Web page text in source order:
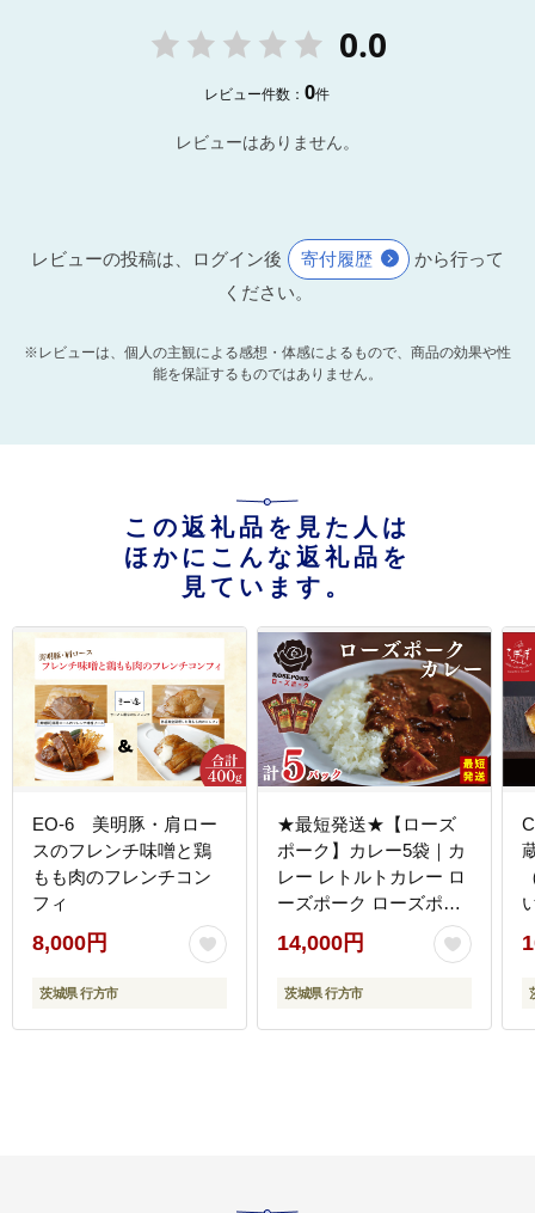
0.0
レビュー件数：0件
レビューはありません。
レビューの投稿は、ログイン後 寄付履歴
から行って
ください。
※レビューは、個人の主観による感想・体感によるもので、商品の効果や性
能を保証するものではありません。
この返礼品を見た人は
ほかにこんな返礼品を
見ています。
EO-6 美明豚・肩ロー
スのフレンチ味噌と鶏
もも肉のフレンチコン
フィ
8,000円
茨城県 行方市
★最短発送★【ローズ
ポーク】カレー5袋｜カ
レー レトルトカレー ロ
ーズポーク ローズポー
クカレー レトルト レト
ルトパック 銘柄豚 簡単
備蓄 最短発送 スピー
料無料(DT-45)
14,000円
茨城県 行方市